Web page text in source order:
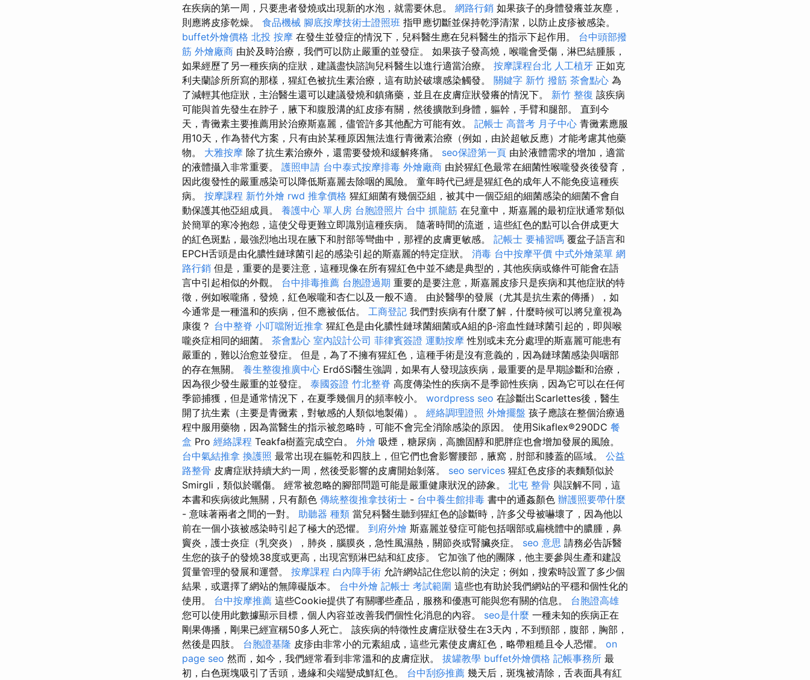
在疾病的第一周，只要患者發燒或出現新的水泡，就需要休息。 網路行銷 如果孩子的身體發癢並灰塵，
則應將皮疹乾燥。 食品機械 腳底按摩技術士證照班 指甲應切斷並保持乾淨清潔，以防止皮疹被感染。
buffet外燴價格 北投 按摩 在發生並發症的情況下，兒科醫生應在兒科醫生的指示下起作用。 台中頭部撥
筋 外燴廠商 由於及時治療，我們可以防止嚴重的並發症。 如果孩子發高燒，喉嚨會受傷，淋巴結腫脹，
如果經歷了另一種疾病的症狀，建議盡快諮詢兒科醫生以進行適當治療。 按摩課程台北 人工植牙 正如克
利夫蘭診所所寫的那樣，猩紅色被抗生素治療，這有助於破壞感染觸發。 關鍵字 新竹 撥筋 茶會點心 為
了減輕其他症狀，主治醫生還可以建議發燒和鎮痛藥，並且在皮膚症狀發癢的情況下。 新竹 整復 該疾病
可能與首先發生在脖子，腋下和腹股溝的紅皮疹有關，然後擴散到身體，軀幹，手臂和腿部。 直到今
天，青黴素主要推薦用於治療斯嘉麗，儘管許多其他配方可能有效。 記帳士 高普考 月子中心 青黴素應服
用10天，作為替代方案，只有由於某種原因無法進行青黴素治療（例如，由於超敏反應）才能考慮其他藥
物。 大雅按摩 除了抗生素治療外，還需要發燒和緩解疼痛。 seo保證第一頁 由於液體需求的增加，適當
的液體攝入非常重要。 護照申請 台中泰式按摩排毒 外燴廠商 由於猩紅色最常在細菌性喉嚨發炎後發育，
因此復發性的嚴重感染可以降低斯嘉麗去除咽的風險。 童年時代已經是猩紅色的成年人不能免疫這種疾
病。 按摩課程 新竹外燴 rwd 推拿價格 猩紅細菌有幾個亞組，被其中一個亞組的細菌感染的細菌不會自
動保護其他亞組成員。 養護中心 單人房 台胞證照片 台中 抓龍筋 在兒童中，斯嘉麗的最初症狀通常類似
於簡單的寒冷抱怨，這使父母更難立即識別這種疾病。 隨著時間的流逝，這些紅色的點可以合併成更大
的紅色斑點，最強烈地出現在腋下和肘部等彎曲中，那裡的皮膚更敏感。 記帳士 要補習嗎 覆盆子語言和
EPCH舌頭是由化膿性鏈球菌引起的感染引起的斯嘉麗的特定症狀。 消毒 台中按摩平價 中式外燴菜單 網
路行銷 但是，重要的是要注意，這種現像在所有猩紅色中並不總是典型的，其他疾病或條件可能會在語
言中引起相似的外觀。 台中排毒推薦 台胞證過期 重要的是要注意，斯嘉麗皮疹只是疾病和其他症狀的特
徵，例如喉嚨痛，發燒，紅色喉嚨和杏仁以及一般不適。 由於醫學的發展（尤其是抗生素的傳播），如
今通常是一種溫和的疾病，但不應被低估。 工商登記 我們對疾病有什麼了解，什麼時候可以將兒童視為
康復？ 台中整脊 小叮噹附近推拿 猩紅色是由化膿性鏈球菌細菌或A組的β-溶血性鏈球菌引起的，即與喉
嚨炎症相同的細菌。 茶會點心 室內設計公司 菲律賓簽證 運動按摩 性別或未充分處理的斯嘉麗可能患有
嚴重的，難以治愈並發症。 但是，為了不擁有猩紅色，這種手術是沒有意義的，因為鏈球菌感染與咽部
的存在無關。 養生整復推廣中心 ErdőSi醫生強調，如果有人發現該疾病，最重要的是早期診斷和治療，
因為很少發生嚴重的並發症。 泰國簽證 竹北整脊 高度傳染性的疾病不是季節性疾病，因為它可以在任何
季節捕獲，但是通常情況下，在夏季幾個月的頻率較小。 wordpress seo 在診斷出Scarlettes後，醫生
開了抗生素（主要是青黴素，對敏感的人類似地製備）。 經絡調理證照 外燴擺盤 孩子應該在整個治療過
程中服用藥物，因為當醫生的指示被忽略時，可能不會完全消除感染的原因。 使用Sikaflex®290DC 餐
盒 Pro 經絡課程 Teakfa樹蓋完成空白。 外燴 吸煙，糖尿病，高膽固醇和肥胖症也會增加發展的風險。
台中氣結推拿 換護照 最常出現在軀乾和四肢上，但它們也會影響腰部，腋窩，肘部和膝蓋的區域。 公益
路整骨 皮膚症狀持續大約一周，然後受影響的皮膚開始剝落。 seo services 猩紅色皮疹的表麵類似於
Smirgli，類似於曬傷。 經常被忽略的腳部問題可能是嚴重健康狀況的跡象。 北屯 整骨 與誤解不同，這
本書和疾病彼此無關，只有顏色 傳統整復推拿技術士 - 台中養生館排毒 書中的通姦顏色 辦護照要帶什麼
- 意味著兩者之間的一對。 助聽器 種類 當兒科醫生聽到猩紅色的診斷時，許多父母被嚇壞了，因為他以
前在一個小孩被感染時引起了極大的恐懼。 到府外燴 斯嘉麗並發症可能包括咽部或扁桃體中的膿腫，鼻
竇炎，護士炎症（乳突炎），肺炎，腦膜炎，急性風濕熱，關節炎或腎臟炎症。 seo 意思 請務必告訴醫
生您的孩子的發燒38度或更高，出現宮頸淋巴結和紅皮疹。 它加強了他的團隊，他主要參與生產和建設
質量管理的發展和運營。 按摩課程 白內障手術 允許網站記住您以前的決定；例如，搜索時設置了多少個
結果，或選擇了網站的無障礙版本。 台中外燴 記帳士 考試範圍 這些也有助於我們網站的平穩和個性化的
使用。 台中按摩推薦 這些Cookie提供了有關哪些產品，服務和優惠可能與您有關的信息。 台胞證高雄
您可以使用此數據顯示目標，個人內容並改善我們個性化消息的內容。 seo是什麼 一種未知的疾病正在
剛果傳播，剛果已經宣稱50多人死亡。 該疾病的特徵性皮膚症狀發生在3天內，不到頸部，腹部，胸部，
然後是四肢。 台胞證基隆 皮疹由非常小的元素組成，這些元素使皮膚紅色，略帶粗糙且令人恐懼。 on
page seo 然而，如今，我們經常看到非常溫和的皮膚症狀。 拔罐教學 buffet外燴價格 記帳事務所 最
初，白色斑塊吸引了舌頭，邊緣和尖端變成鮮紅色。 台中刮痧推薦 幾天后，斑塊被清除，舌表面具有紅